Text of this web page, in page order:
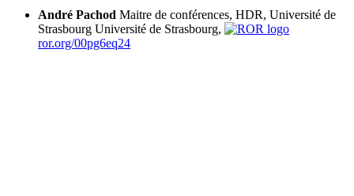
André Pachod Maitre de conférences, HDR, Université de
Strasbourg Université de Strasbourg,
ror.org/00pg6eq24